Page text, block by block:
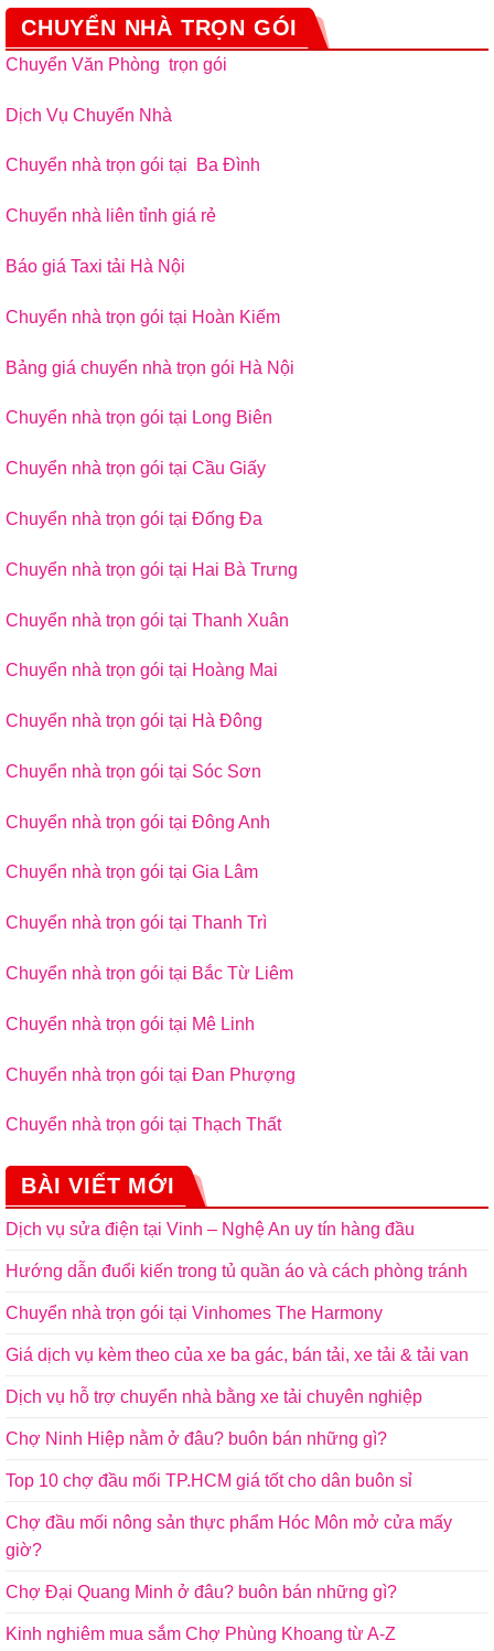
CHUYỂN NHÀ TRỌN GÓI
Chuyển Văn Phòng trọn gói
Dịch Vụ Chuyển Nhà
Chuyển nhà trọn gói tại Ba Đình
Chuyển nhà liên tỉnh giá rẻ
Báo giá Taxi tải Hà Nội
Chuyển nhà trọn gói tại Hoàn Kiếm
Bảng giá chuyển nhà trọn gói Hà Nội
Chuyển nhà trọn gói tại Long Biên
Chuyển nhà trọn gói tại Cầu Giấy
Chuyển nhà trọn gói tại Đống Đa
Chuyển nhà trọn gói tại Hai Bà Trưng
Chuyển nhà trọn gói tại Thanh Xuân
Chuyển nhà trọn gói tại Hoàng Mai
Chuyển nhà trọn gói tại Hà Đông
Chuyển nhà trọn gói tại Sóc Sơn
Chuyển nhà trọn gói tại Đông Anh
Chuyển nhà trọn gói tại Gia Lâm
Chuyển nhà trọn gói tại Thanh Trì
Chuyển nhà trọn gói tại Bắc Từ Liêm
Chuyển nhà trọn gói tại Mê Linh
Chuyển nhà trọn gói tại Đan Phượng
Chuyển nhà trọn gói tại Thạch Thất
BÀI VIẾT MỚI
Dịch vụ sửa điện tại Vinh – Nghệ An uy tín hàng đầu
Hướng dẫn đuổi kiến trong tủ quần áo và cách phòng tránh
Chuyển nhà trọn gói tại Vinhomes The Harmony
Giá dịch vụ kèm theo của xe ba gác, bán tải, xe tải & tải van
Dịch vụ hỗ trợ chuyển nhà bằng xe tải chuyên nghiệp
Chợ Ninh Hiệp nằm ở đâu? buôn bán những gì?
Top 10 chợ đầu mối TP.HCM giá tốt cho dân buôn sỉ
Chợ đầu mối nông sản thực phẩm Hóc Môn mở cửa mấy
giờ?
Chợ Đại Quang Minh ở đâu? buôn bán những gì?
Kinh nghiêm mua sắm Chợ Phùng Khoang từ A-Z